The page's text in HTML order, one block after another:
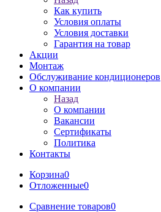
Как купить
Условия оплаты
Условия доставки
Гарантия на товар
Акции
Монтаж
Обслуживание кондиционеров
О компании
Назад
О компании
Вакансии
Сертификаты
Политика
Контакты
Корзина0
Отложенные0
Сравнение товаров0